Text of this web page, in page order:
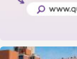
LANUS